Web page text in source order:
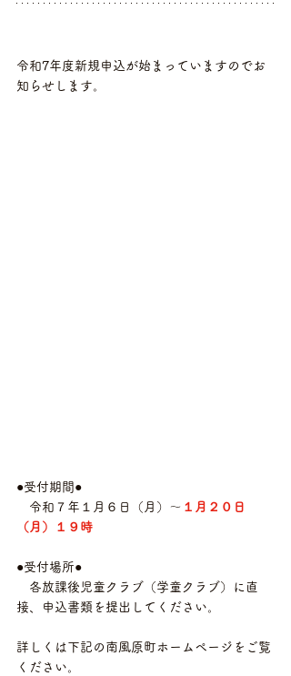
令和7年度新規申込が始まっていますのでお
知らせします。
●受付期間●
令和７年１月６日（月）～ １月２０日
（月）１９時
●受付場所●
各放課後児童クラブ（学童クラブ）に直
接、申込書類を提出してください。
詳しくは下記の南風原町ホームページをご覧
ください。